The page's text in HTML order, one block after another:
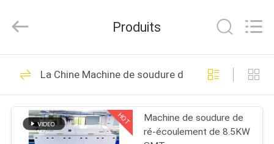
MAISON
PRODUITS
2026
UNIQUE
All
Reserved.
Machine de soudure
de ré-écoulement de
26
Produits
La Chine Machine de soudure de ré-écoulement
HOT
Machine de soudure de
ré-écoulement de 8.5KW